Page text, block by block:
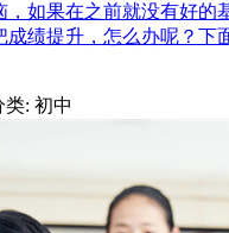
，如果在之前就没有好的
成绩提升，怎么办呢？下
类: 初中